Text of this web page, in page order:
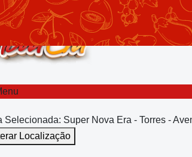
Selecionada: Super Nova Era - Torres -
Localização